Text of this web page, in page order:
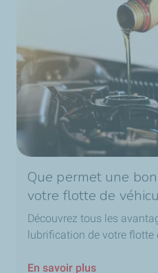
Que permet une
votre flotte de
Découvrez tous les
lubrification de votre flotte
En savoir plus